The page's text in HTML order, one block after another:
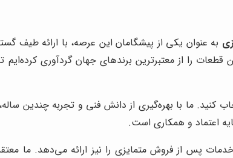
به عنوان یکی از پیشگامان این عرصه، با ارائه طیف
را از معتبرترین برندهای جهان گردآوری کرده‌ایم
ما با بهره‌گیری از دانش فنی و تجربه چندین ساله،
اعتماد و همکاری است.
پس از فروش متمایزی را نیز ارائه می‌دهد. ما